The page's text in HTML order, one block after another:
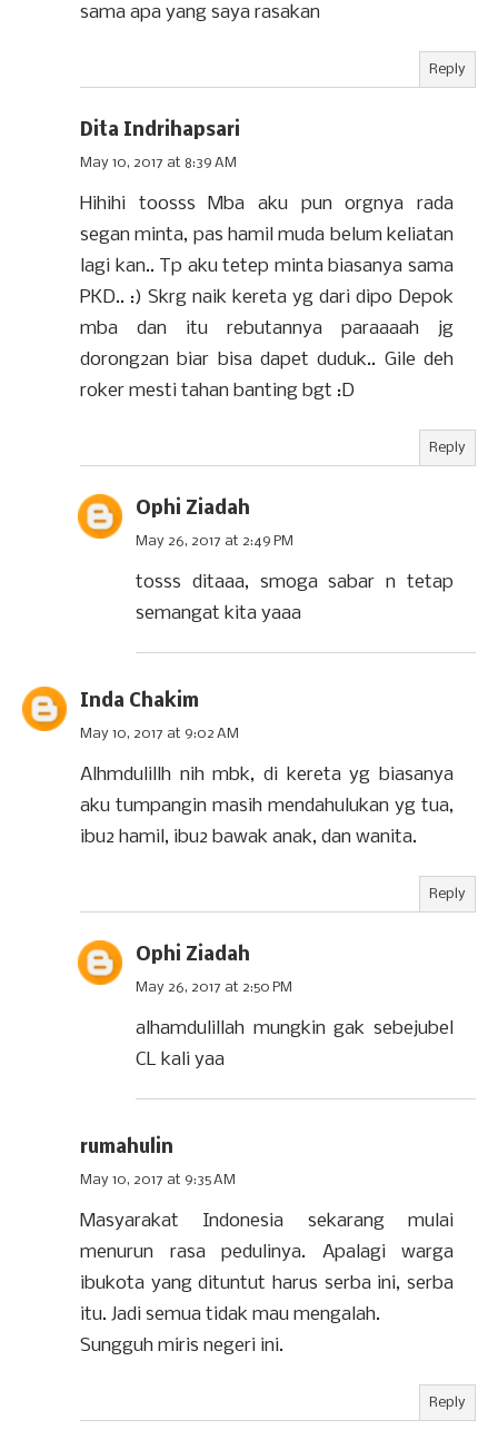
sama apa yang saya rasakan
Reply
Dita Indrihapsari
May 10, 2017 at 8:39 AM
Hihihi toosss Mba aku pun orgnya rada
segan minta, pas hamil muda belum keliatan
lagi kan.. Tp aku tetep minta biasanya sama
PKD.. :) Skrg naik kereta yg dari dipo Depok
mba dan itu rebutannya paraaaah jg
dorong2an biar bisa dapet duduk.. Gile deh
roker mesti tahan banting bgt :D
Reply
Ophi Ziadah
May 26, 2017 at 2:49 PM
tosss ditaaa, smoga sabar n tetap
semangat kita yaaa
Inda Chakim
May 10, 2017 at 9:02 AM
Alhmdulillh nih mbk, di kereta yg biasanya
aku tumpangin masih mendahulukan yg tua,
ibu2 hamil, ibu2 bawak anak, dan wanita.
Reply
Ophi Ziadah
May 26, 2017 at 2:50 PM
alhamdulillah mungkin gak sebejubel
CL kali yaa
rumahulin
May 10, 2017 at 9:35 AM
Masyarakat Indonesia sekarang mulai
menurun rasa pedulinya. Apalagi warga
ibukota yang dituntut harus serba ini, serba
itu. Jadi semua tidak mau mengalah.
Sungguh miris negeri ini.
Reply